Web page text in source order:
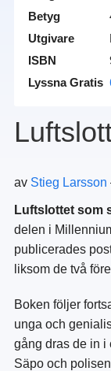
Betyg
Utgivare
ISBN
Lyssna Gratis
av Stieg Larsson
Luftslottet som
delen i
publicerades
liksom de två
Boken följer
unga och
gång dras de in i
Säpo och